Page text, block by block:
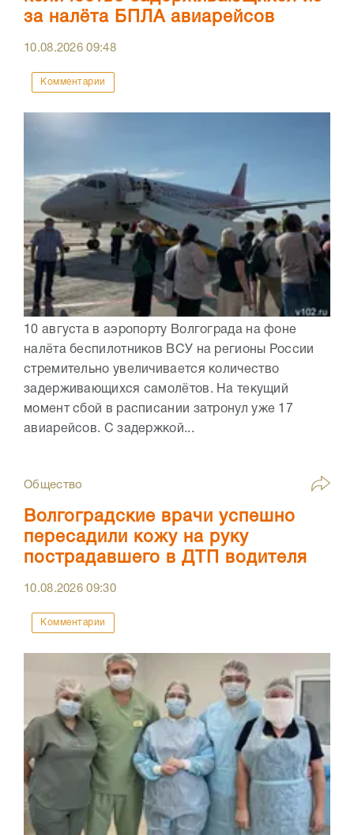
за налёта БПЛА авиарейсов
10.08.202609:48
Комментарии
10 августа в аэропорту Волгограда на фоне
налёта беспилотников ВСУ на регионы России
стремительно увеличивается количество
задерживающихся самолётов. На текущий
момент сбой в расписании затронул уже 17
авиарейсов. С задержкой...
Общество
Волгоградские врачи успешно
пересадили кожу на руку
пострадавшего в ДТП водителя
10.08.202609:30
Комментарии